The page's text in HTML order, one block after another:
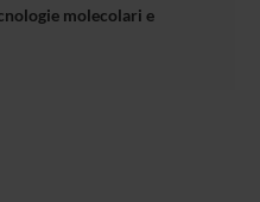
molecolari e